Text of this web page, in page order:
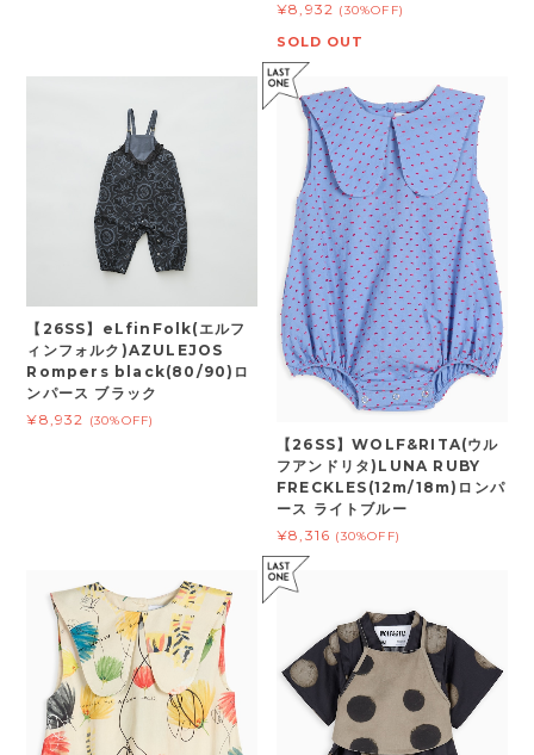
¥8,932 (30%OFF)
SOLD OUT
【26SS】eLfinFolk(エルフ
ィンフォルク)AZULEJOS
Rompers black(80/90)ロ
ンパース ブラック
¥8,932 (30%OFF)
【26SS】WOLF&RITA(ウル
フアンドリタ)LUNA RUBY
FRECKLES(12m/18m)ロンパ
ース ライトブルー
¥8,316 (30%OFF)